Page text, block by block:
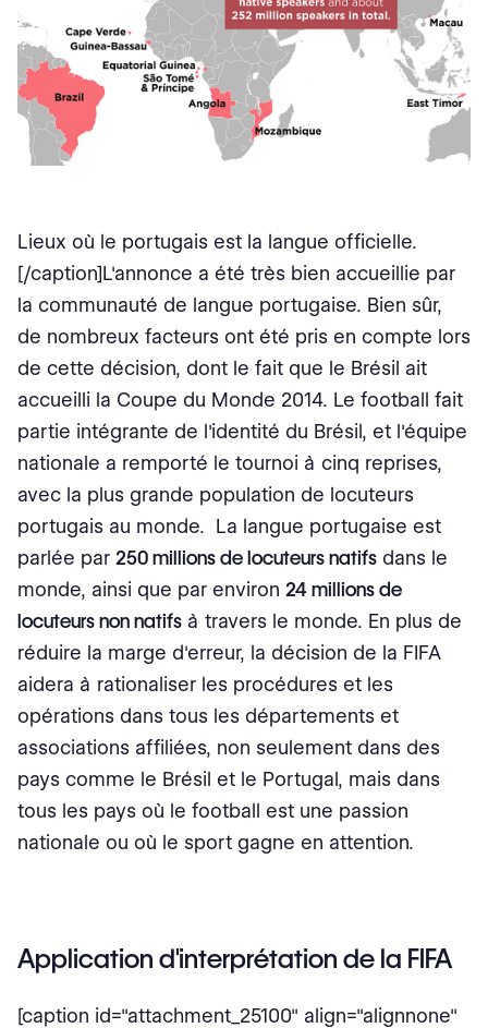
Lieux où le portugais est la langue officielle.
[/caption]L'annonce a été très bien accueillie par
la communauté de langue portugaise. Bien sûr,
de nombreux facteurs ont été pris en compte lors
de cette décision, dont le fait que le Brésil ait
accueilli la Coupe du Monde 2014. Le football fait
partie intégrante de l'identité du Brésil, et l'équipe
nationale a remporté le tournoi à cinq reprises,
avec la plus grande population de locuteurs
portugais au monde. La langue portugaise est
parlée par 250 millions de locuteurs natifs dans le
monde, ainsi que par environ 24 millions de
locuteurs non natifs à travers le monde. En plus de
réduire la marge d'erreur, la décision de la FIFA
aidera à rationaliser les procédures et les
opérations dans tous les départements et
associations affiliées, non seulement dans des
pays comme le Brésil et le Portugal, mais dans
tous les pays où le football est une passion
nationale ou où le sport gagne en attention.
Application d'interprétation de la FIFA
[caption id="attachment_25100" align="alignnone"